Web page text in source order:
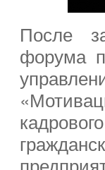
После
форума